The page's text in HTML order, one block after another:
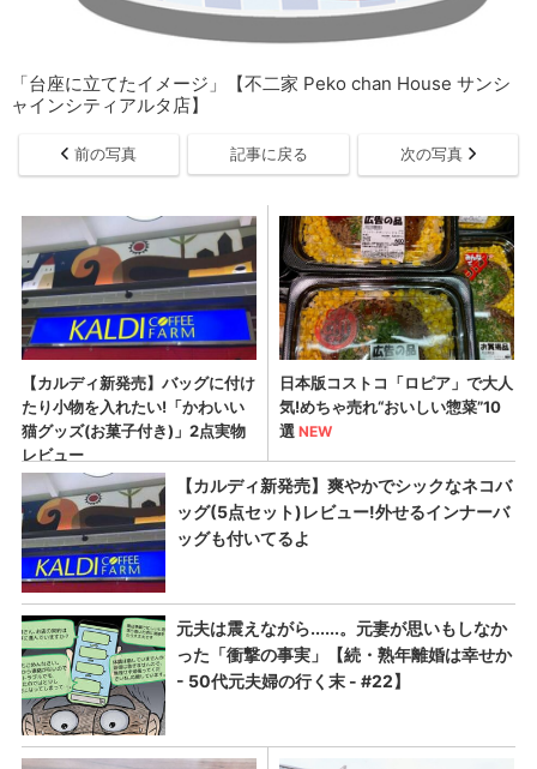
「台座に立てたイメージ」【不二家 Peko chan House サンシ
ャインシティアルタ店】
前の写真 記事に戻る 次の写真